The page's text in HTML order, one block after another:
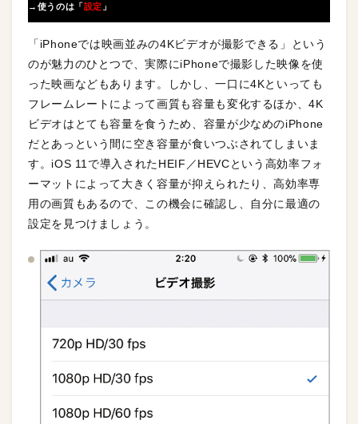
→使うのは「設定 」
「iPhoneでは映画並みの4Kビデオが撮影できる」という
のが魅力のひとつで、実際にiPhoneで撮影した映像を使
った映画などもあります。しかし、一口に4Kといっても
フレームレートによって画質も容量も変化するほか、4K
ビデオはとても容量を食うため、容量が少なめのiPhone
だとあっという間に空き容量が食いつぶされてしまいま
す。iOS 11で導入されたHEIF／HEVCという高効率フォ
ーマットによって大きく容量が抑えられたり、高効率専
用の画質もあるので、この機会に確認し、自分に最適の
設定を見つけましょう。